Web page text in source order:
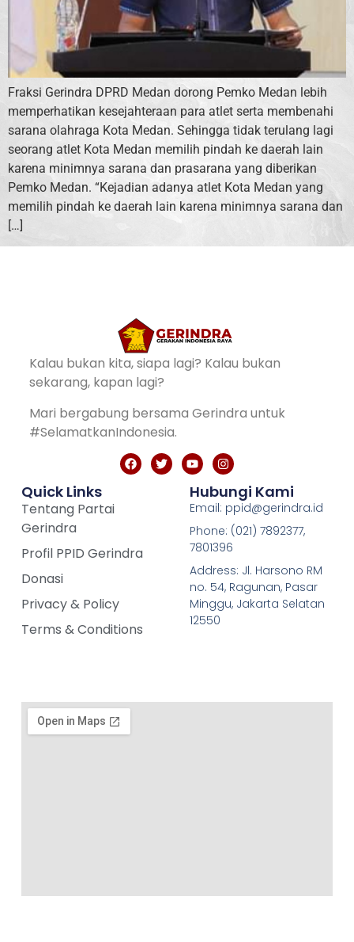
Fraksi Gerindra DPRD Medan dorong Pemko Medan lebih
memperhatikan kesejahteraan para atlet serta membenahi
sarana olahraga Kota Medan. Sehingga tidak terulang lagi
seorang atlet Kota Medan memilih pindah ke daerah lain
karena minimnya sarana dan prasarana yang diberikan
Pemko Medan. “Kejadian adanya atlet Kota Medan yang
memilih pindah ke daerah lain karena minimnya sarana dan
[…]
Kalau bukan kita, siapa lagi? Kalau bukan
sekarang, kapan lagi?
Mari bergabung bersama Gerindra untuk
#SelamatkanIndonesia.
Quick Links
Tentang Partai
Gerindra
Profil PPID Gerindra
Donasi
Privacy & Policy
Terms & Conditions
Hubungi Kami
Email: ppid@gerindra.id
Phone: (021) 7892377,
7801396
Address: Jl. Harsono RM
no. 54, Ragunan, Pasar
Minggu, Jakarta Selatan
12550